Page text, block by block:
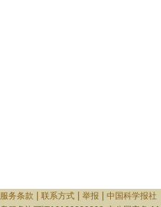
服务条款 联系方式| 举报
中国科学报社